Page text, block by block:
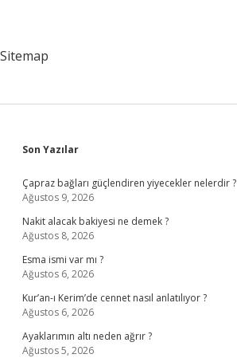
Sitemap
Sidebar
Son Yazılar
Çapraz bağları güçlendiren yiyecekler nelerdir ?
Ağustos 9, 2026
Nakit alacak bakiyesi ne demek ?
Ağustos 8, 2026
Esma ismi var mı ?
Ağustos 6, 2026
Kur’an-ı Kerim’de cennet nasıl anlatılıyor ?
Ağustos 6, 2026
Ayaklarımın altı neden ağrır ?
Ağustos 5, 2026